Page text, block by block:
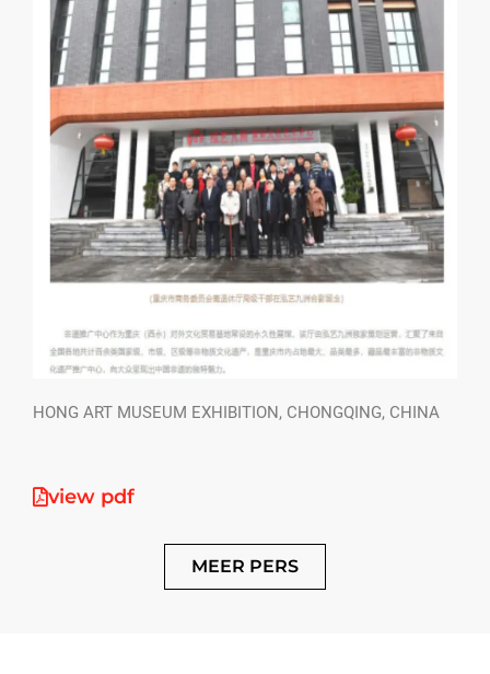
HONG ART MUSEUM EXHIBITION, CHONGQING, CHINA
view pdf
MEER PERS